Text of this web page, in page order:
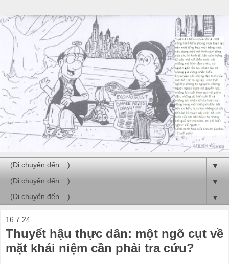
▼
▼
▼
16.7.24
Thuyết hậu thực dân: một ngõ cụt về
mặt khái niệm cần phải tra cứu?